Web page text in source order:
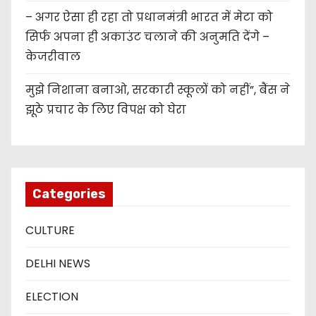
– अगर ऐसा ही रहा तो प्रधानमंत्री भारत में मेटा को
सिर्फ अपना ही अकाउंट चलाने की अनुमति देंगे –
केजरीवाल
मुझे निशाना बनाओ, सरकारी स्कूलों को नहीं”, बैंस ने
झूठे प्रचार के लिए विपक्ष को घेरा
Categories
CULTURE
DELHI NEWS
ELECTION